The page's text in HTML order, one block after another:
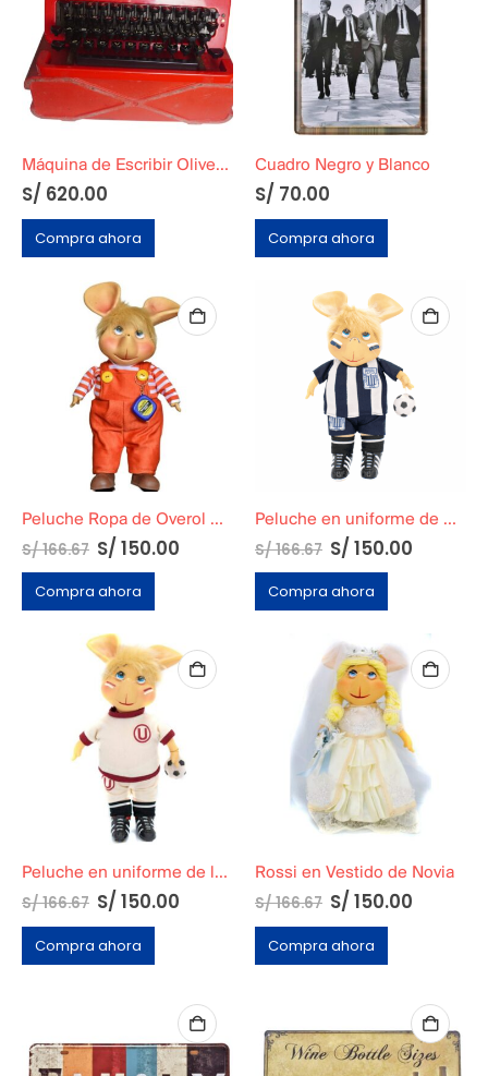
Máquina de Escribir Olivetti Valentine 1969–1971
S/ 620.00
Compra ahora
Cuadro Negro y Blanco
S/ 70.00
Compra ahora
Peluche Ropa de Overol Naranja
S/166.67 S/ 150.00
Compra ahora
Peluche en uniforme de Alianza Lima
S/166.67 S/ 150.00
Compra ahora
Peluche en uniforme de la U
S/166.67 S/ 150.00
Compra ahora
Rossi en Vestido de Novia
S/166.67 S/ 150.00
Compra ahora